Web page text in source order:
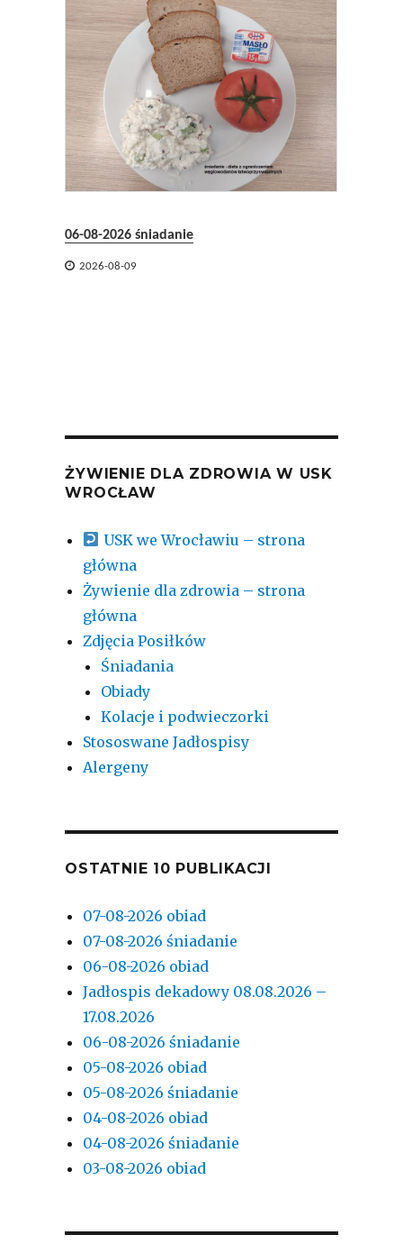
06-08-2026 śniadanie
 2026-08-09
ŻYWIENIE DLA ZDROWIA W USK
WROCŁAW
USK we Wrocławiu – strona
główna
Żywienie dla zdrowia – strona
główna
Zdjęcia Posiłków
Śniadania
Obiady
Kolacje i podwieczorki
Stososwane Jadłospisy
Alergeny
OSTATNIE 10 PUBLIKACJI
07-08-2026 obiad
07-08-2026 śniadanie
06-08-2026 obiad
Jadłospis dekadowy 08.08.2026 –
17.08.2026
06-08-2026 śniadanie
05-08-2026 obiad
05-08-2026 śniadanie
04-08-2026 obiad
04-08-2026 śniadanie
03-08-2026 obiad